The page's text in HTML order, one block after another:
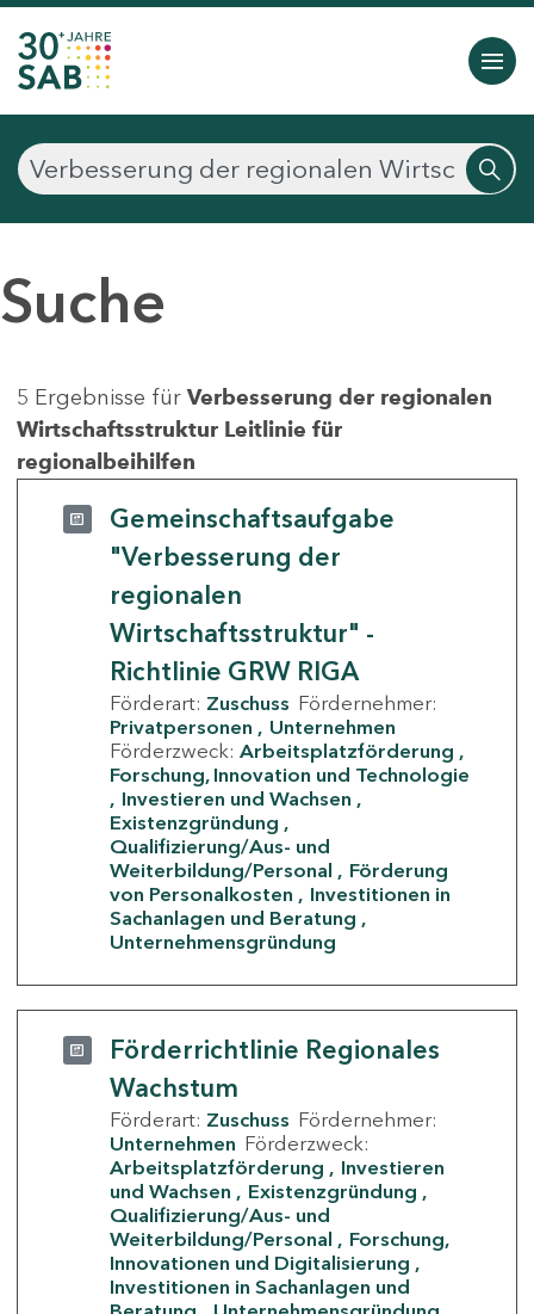
Suche
5 Ergebnisse für Verbesserung der regionalen
Wirtschaftsstruktur Leitlinie für
regionalbeihilfen
Gemeinschaftsaufgabe
"Verbesserung der
regionalen
Wirtschaftsstruktur" -
Richtlinie GRW RIGA
Förderart: Zuschuss Fördernehmer:
Privatpersonen
Unternehmen
Förderzweck: Arbeitsplatzförderung
Forschung, Innovation und Technologie
Investieren und Wachsen
Existenzgründung
Qualifizierung/Aus- und
Weiterbildung/Personal
Förderung
von Personalkosten
Investitionen in
Sachanlagen und Beratung
Unternehmensgründung
Förderrichtlinie Regionales
Wachstum
Förderart: Zuschuss Fördernehmer:
Unternehmen Förderzweck:
Arbeitsplatzförderung
Investieren
und Wachsen
Existenzgründung
Qualifizierung/Aus- und
Weiterbildung/Personal
Forschung,
Innovationen und Digitalisierung
Investitionen in Sachanlagen und